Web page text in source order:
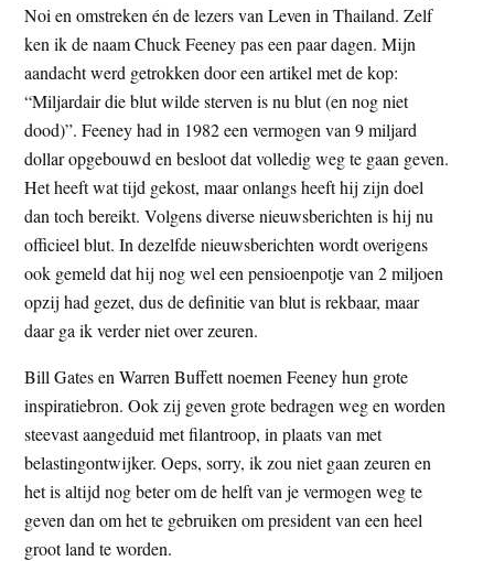
t
e
Noi en omstreken én de lezers van Leven in Thailand. Zelf
ken ik de naam Chuck Feeney pas een paar dagen. Mijn
aandacht werd getrokken door een artikel met de kop:
“Miljardair die blut wilde sterven is nu blut (en nog niet
dood)”. Feeney had in 1982 een vermogen van 9 miljard
dollar opgebouwd en besloot dat volledig weg te gaan geven.
Het heeft wat tijd gekost, maar onlangs heeft hij zijn doel
dan toch bereikt. Volgens diverse nieuwsberichten is hij nu
officieel blut. In dezelfde nieuwsberichten wordt overigens
ook gemeld dat hij nog wel een pensioenpotje van 2 miljoen
opzij had gezet, dus de definitie van blut is rekbaar, maar
daar ga ik verder niet over zeuren.
Bill Gates en Warren Buffett noemen Feeney hun grote
inspiratiebron. Ook zij geven grote bedragen weg en worden
steevast aangeduid met filantroop, in plaats van met
belastingontwijker. Oeps, sorry, ik zou niet gaan zeuren en
het is altijd nog beter om de helft van je vermogen weg te
geven dan om het te gebruiken om president van een heel
groot land te worden.